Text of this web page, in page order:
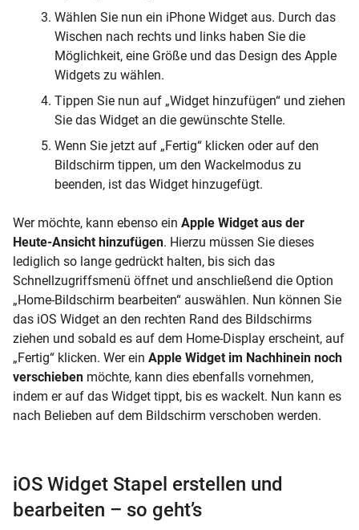
Wählen Sie nun ein iPhone Widget aus. Durch das
Wischen nach rechts und links haben Sie die
Möglichkeit, eine Größe und das Design des Apple
Widgets zu wählen.
Tippen Sie nun auf „Widget hinzufügen“ und ziehen
Sie das Widget an die gewünschte Stelle.
Wenn Sie jetzt auf „Fertig“ klicken oder auf den
Bildschirm tippen, um den Wackelmodus zu
beenden, ist das Widget hinzugefügt.
Wer möchte, kann ebenso ein Apple Widget aus der
Heute-Ansicht hinzufügen. Hierzu müssen Sie dieses
lediglich so lange gedrückt halten, bis sich das
Schnellzugriffsmenü öffnet und anschließend die Option
„Home-Bildschirm bearbeiten“ auswählen. Nun können Sie
das iOS Widget an den rechten Rand des Bildschirms
ziehen und sobald es auf dem Home-Display erscheint, auf
„Fertig“ klicken. Wer ein Apple Widget im Nachhinein noch
verschieben möchte, kann dies ebenfalls vornehmen,
indem er auf das Widget tippt, bis es wackelt. Nun kann es
nach Belieben auf dem Bildschirm verschoben werden.
iOS Widget Stapel erstellen und
bearbeiten – so geht’s